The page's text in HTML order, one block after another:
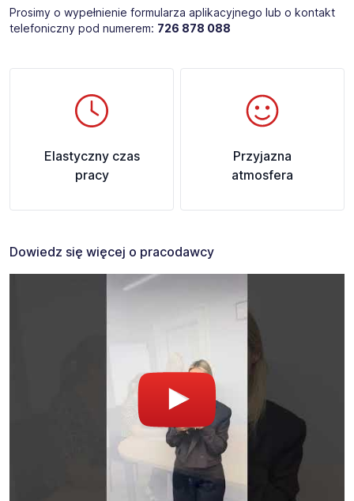
Prosimy o wypełnienie formularza aplikacyjnego lub o kontakt
telefoniczny pod numerem: 726 878 088
Elastyczny czas
pracy
Przyjazna
atmosfera
Dowiedz się więcej o pracodawcy